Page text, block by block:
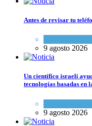
Antes de revisar tu
9 agosto 2026
Un científico israelí
tecnologías basadas en
9 agosto 2026